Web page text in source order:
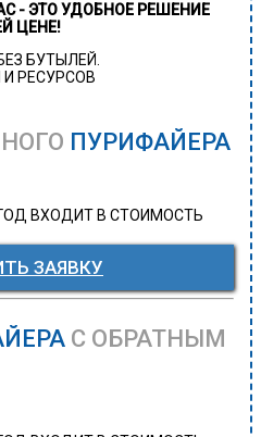
- ЭТО УДОБНОЕ РЕШЕНИЕ
ЦЕНЕ!
БУТЫЛЕЙ.
РЕСУРСОВ
ПУРИФАЙЕРА
ВХОДИТ В СТОИМОСТЬ
ЗАЯВКУ
С ОБРАТНЫМ